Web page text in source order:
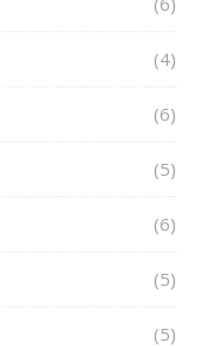
(4)
(6)
(5)
(6)
(5)
(5)